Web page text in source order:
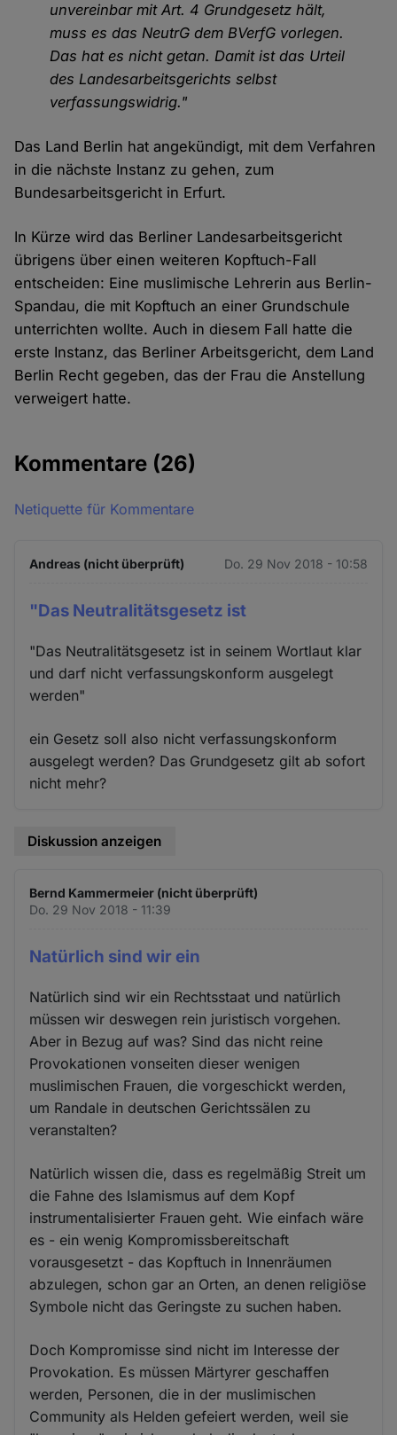
unvereinbar mit Art. 4 Grundgesetz hält,
muss es das NeutrG dem BVerfG vorlegen.
Das hat es nicht getan. Damit ist das Urteil
des Landesarbeitsgerichts selbst
verfassungswidrig."
Das Land Berlin hat angekündigt, mit dem Verfahren
in die nächste Instanz zu gehen, zum
Bundesarbeitsgericht in Erfurt.
In Kürze wird das Berliner Landesarbeitsgericht
übrigens über einen weiteren Kopftuch-Fall
entscheiden: Eine muslimische Lehrerin aus Berlin-
Spandau, die mit Kopftuch an einer Grundschule
unterrichten wollte. Auch in diesem Fall hatte die
erste Instanz, das Berliner Arbeitsgericht, dem Land
Berlin Recht gegeben, das der Frau die Anstellung
verweigert hatte.
Kommentare (26)
Netiquette für Kommentare
Andreas (nicht überprüft) Do. 29 Nov 2018 - 10:58
"Das Neutralitätsgesetz ist
"Das Neutralitätsgesetz ist in seinem Wortlaut klar
und darf nicht verfassungskonform ausgelegt
werden"
ein Gesetz soll also nicht verfassungskonform
ausgelegt werden? Das Grundgesetz gilt ab sofort
nicht mehr?
Diskussion anzeigen
Bernd Kammermeier (nicht überprüft)
Do. 29 Nov 2018 - 11:39
Natürlich sind wir ein
Natürlich sind wir ein Rechtsstaat und natürlich
müssen wir deswegen rein juristisch vorgehen.
Aber in Bezug auf was? Sind das nicht reine
Provokationen vonseiten dieser wenigen
muslimischen Frauen, die vorgeschickt werden,
um Randale in deutschen Gerichtssälen zu
veranstalten?
Natürlich wissen die, dass es regelmäßig Streit um
die Fahne des Islamismus auf dem Kopf
instrumentalisierter Frauen geht. Wie einfach wäre
es - ein wenig Kompromissbereitschaft
vorausgesetzt - das Kopftuch in Innenräumen
abzulegen, schon gar an Orten, an denen religiöse
Symbole nicht das Geringste zu suchen haben.
Doch Kompromisse sind nicht im Interesse der
Provokation. Es müssen Märtyrer geschaffen
werden, Personen, die in der muslimischen
Community als Helden gefeiert werden, weil sie